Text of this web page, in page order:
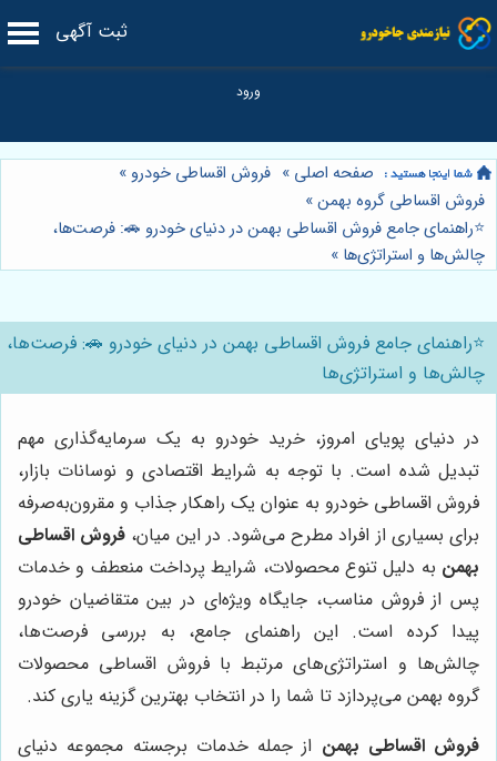
ثبت آگهی
صفحه اصلی » فروش اقساطی خودرو »
فروش اقساطی گروه بهمن»
⭐️راهنمای جامع فروش اقساطی بهمن در دنیای خودرو 🚗: فرصت‌ها،
چالش‌ها و استراتژی‌ها »
⭐️راهنمای جامع فروش اقساطی بهمن در دنیای خودرو 🚗: فرصت‌ها،
چالش‌ها و استراتژی‌ها
در دنیای پویای امروز، خرید خودرو به یک سرمایه‌گذاری مهم
تبدیل شده است. با توجه به شرایط اقتصادی و نوسانات بازار،
فروش اقساطی خودرو به عنوان یک راهکار جذاب و مقرون‌به‌صرفه
برای بسیاری از افراد مطرح می‌شود. در این میان، فروش اقساطی
بهمن به دلیل تنوع محصولات، شرایط پرداخت منعطف و خدمات
پس از فروش مناسب، جایگاه ویژه‌ای در بین متقاضیان خودرو
پیدا کرده است. این راهنمای جامع، به بررسی فرصت‌ها،
چالش‌ها و استراتژی‌های مرتبط با فروش اقساطی محصولات
گروه بهمن می‌پردازد تا شما را در انتخاب بهترین گزینه یاری کند.
فروش اقساطی بهمن از جمله خدمات برجسته مجموعه دنیای